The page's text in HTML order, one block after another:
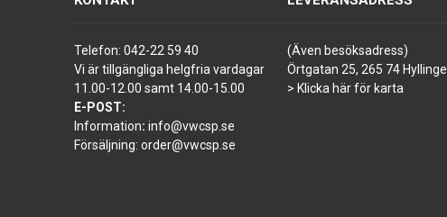
Telefon: 042-22 59 40
Vi är tillgängliga helgfria vardagar
11.00-12.00 samt 14.00-15.00
E-POST:
Information: info@vwcsp.se
Försäljning: order@vwcsp.se
(Även besöksadress)
Örtgatan 25, 265 74 Hyllinge
> Klicka här för karta